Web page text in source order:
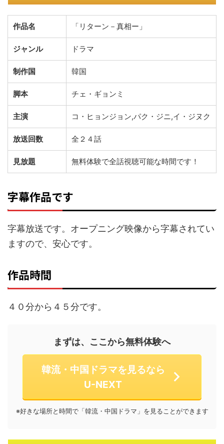
作品名 「リターン－真相ー」
ジャンル ドラマ
制作国 韓国
脚本 チェ・ギョンミ
主演 コ・ヒョンジョン,パク・ジニ,イ・ジヌク
放送回数 全２４話
見放題 無料体験で全話視聴可能な時間です！
字幕作品です
字幕放送です。オープニング映像から字幕されてい
ますので、安心です。
作品時間
４０分から４５分です。
まずは、ここから無料体験へ
韓流・中国ドラマを見るなら
U-NEXT
※好きな場所と時間で「韓流・中国ドラマ」を見ることができます